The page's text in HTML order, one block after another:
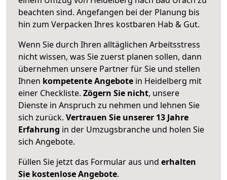
beachten sind. Angefangen bei der Planung bis
hin zum Verpacken Ihres kostbaren Hab & Gut.
Wenn Sie durch Ihren alltäglichen Arbeitsstress
nicht wissen, was Sie zuerst planen sollen, dann
übernehmen unsere Partner für Sie und stellen
Ihnen kompetente Angebote in Heidelberg mit
einer Checkliste. Zögern Sie nicht, unsere
Dienste in Anspruch zu nehmen und lehnen Sie
sich zurück. Vertrauen Sie unserer 13 Jahre
Erfahrung in der Umzugsbranche und holen Sie
sich Angebote.
Füllen Sie jetzt das Formular aus und erhalten
Sie kostenlose Angebote.